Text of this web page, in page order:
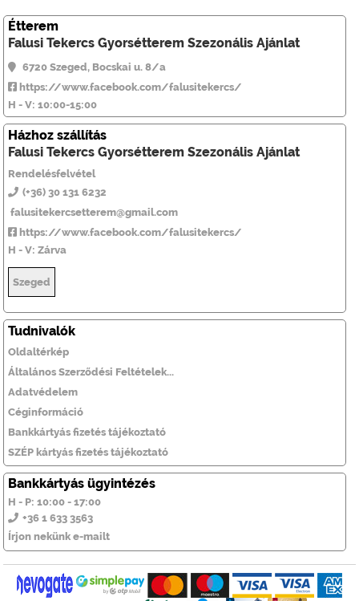
Étterem
Falusi Tekercs Gyorsétterem Szezonális Ajánlat
6720 Szeged, Bocskai u. 8/a
https://www.facebook.com/falusitekercs/
H - V: 10:00-15:00
Házhoz szállítás
Falusi Tekercs Gyorsétterem Szezonális Ajánlat
Rendelésfelvétel
(+36) 30 131 6232
falusitekercsetterem@gmail.com
https://www.facebook.com/falusitekercs/
H - V: Zárva
Szeged
Tudnivalók
Oldaltérkép
Általános Szerződési Feltételek...
Adatvédelem
Céginformáció
Bankkártyás fizetés tájékoztató
SZÉP kártyás fizetés tájékoztató
Bankkártyás ügyintézés
H - P: 10:00 - 17:00
+36 1 633 3563
Írjon nekünk e-mailt